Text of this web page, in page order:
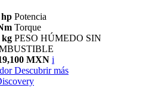
hp Potencia
Torque
kg PESO HÚMEDO SIN
MXN i
Descubrir más